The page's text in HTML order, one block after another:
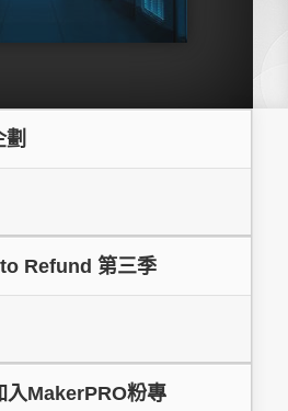
Refund 第三季
入MakerPRO粉專